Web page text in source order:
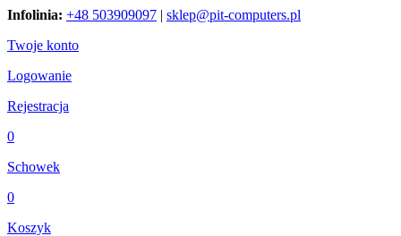
Infolinia: +48 503909097 | sklep@pit-computers.pl
Twoje konto
Logowanie
Rejestracja
0
Schowek
0
Koszyk